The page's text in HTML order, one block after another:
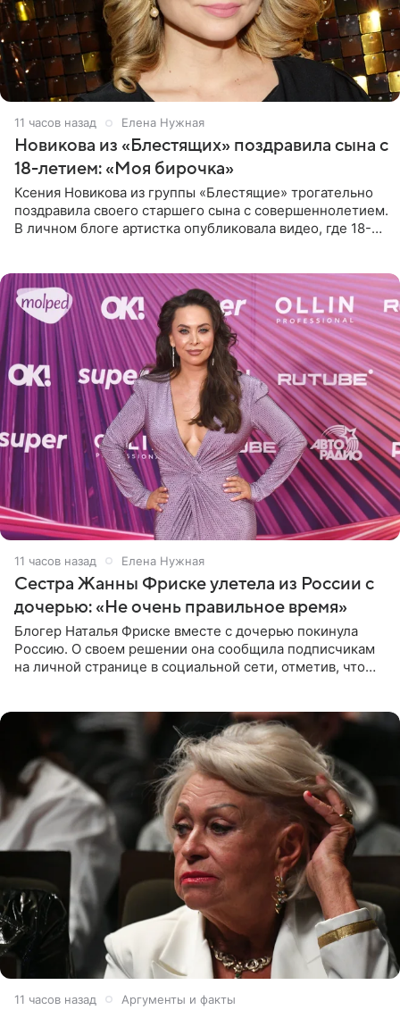
11 часов назад Елена Нужная
Новикова из «Блестящих» поздравила сына с
18-летием: «Моя бирочка»
Ксения Новикова из группы «Блестящие» трогательно
поздравила своего старшего сына с совершеннолетием.
В личном блоге артистка опубликовала видео, где 18-
11 часов назад Елена Нужная
Сестра Жанны Фриске улетела из России с
дочерью: «Не очень правильное время»
Блогер Наталья Фриске вместе с дочерью покинула
Россию. О своем решении она сообщила подписчикам
на личной странице в социальной сети, отметив, что
11 часов назад Аргументы и факты